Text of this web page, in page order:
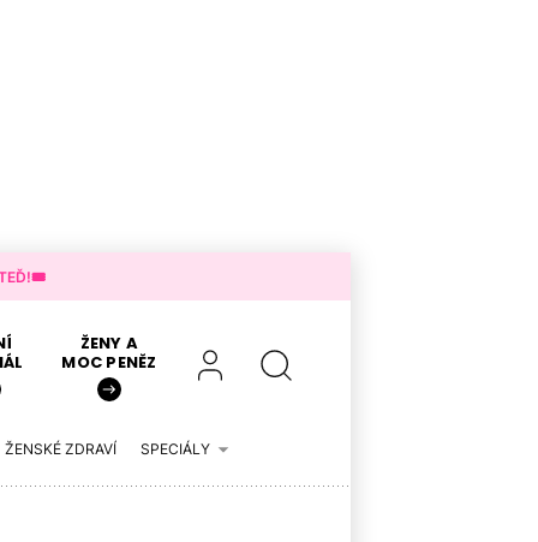
TEĎ!🎟️
ŽENY A
MOC PENĚZ
ŽENSKÉ ZDRAVÍ SPECIÁLY